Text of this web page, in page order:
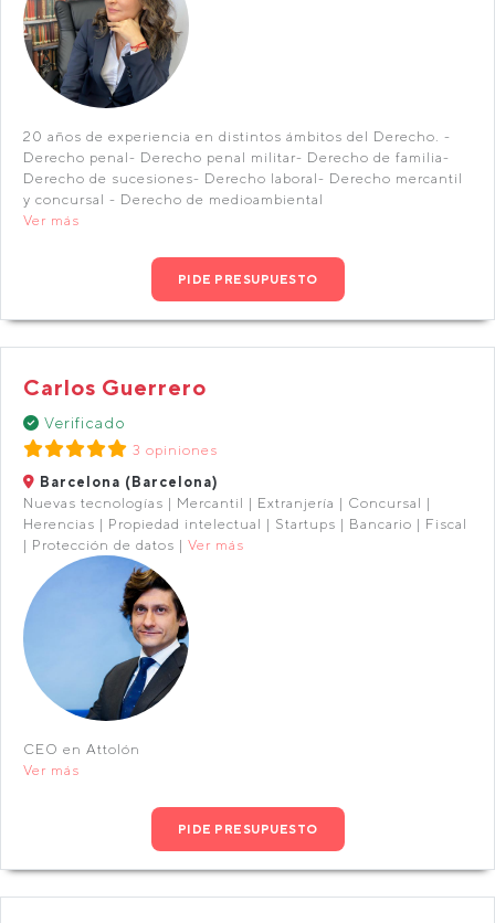
20 años de experiencia en distintos ámbitos del Derecho. -
Derecho penal- Derecho penal militar- Derecho de familia-
Derecho de sucesiones- Derecho laboral- Derecho mercantil
y concursal - Derecho de medioambiental
Ver más
PIDE PRESUPUESTO
Carlos Guerrero
Verificado
3 opiniones
Barcelona (Barcelona)
Nuevas tecnologías | Mercantil | Extranjería | Concursal |
Herencias | Propiedad intelectual | Startups | Bancario | Fiscal
| Protección de datos | Ver más
CEO en Attolón
Ver más
PIDE PRESUPUESTO